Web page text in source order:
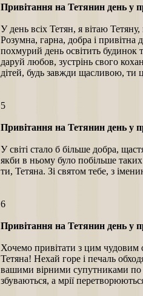
Привітання на Тетянин день у
У день всіх Тетян, я вітаю
Розумна, гарна, добра і привітна
похмурий день освітить
даруй любов, зустрінь свого
дітей, будь завжди щасливою, ти
5
Привітання на Тетянин день у
У світі стало б більше добра,
якби в ньому було побільше
ти, Тетяна. Зі святом тебе, з
6
Привітання на Тетянин день у
Хочемо привітати з цим чудовим
Тетяна! Нехай горе і печаль
вашими вірними супутниками
збуваються, а мрії